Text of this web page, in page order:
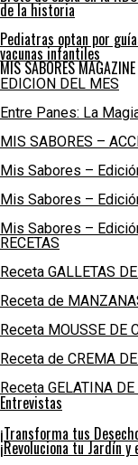
de la historia
Pediatras optan por
vacunas infantiles
MIS SABORES MAGAZINE
EDICION DEL MES
Entre Panes: La
MIS SABORES –
Mis Sabores –
Mis Sabores –
Mis Sabores –
RECETAS
Receta GALLETAS
Receta de
Receta MOUSSE DE
Receta de CREMA
Receta GELATINA DE
Entrevistas
¡Transforma tus
¡Revoluciona tu Jardín y